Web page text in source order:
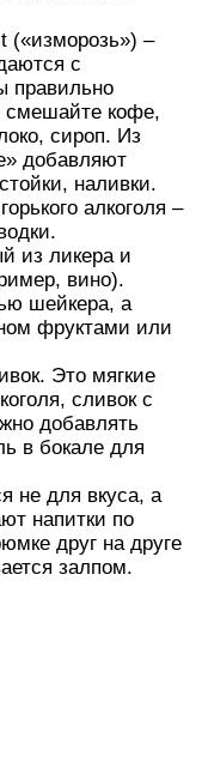
(«изморозь») –
с
правильно
смешайте кофе,
сироп. Из
добавляют
наливки.
алкоголя –
из ликера и
вино).
шейкера, а
фруктами или
Это мягкие
сливок с
добавлять
в бокале для
не для вкуса, а
напитки по
друг на друге
залпом.